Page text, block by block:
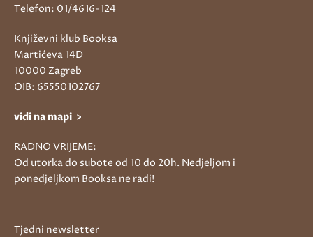
Telefon: 01/4616-124
Književni klub Booksa
Martićeva 14D
10000 Zagreb
OIB: 65550102767
vidi na mapi >
RADNO VRIJEME:
Od utorka do subote od 10 do 20h. Nedjeljom i
ponedjeljkom Booksa ne radi!
Tjedni newsletter